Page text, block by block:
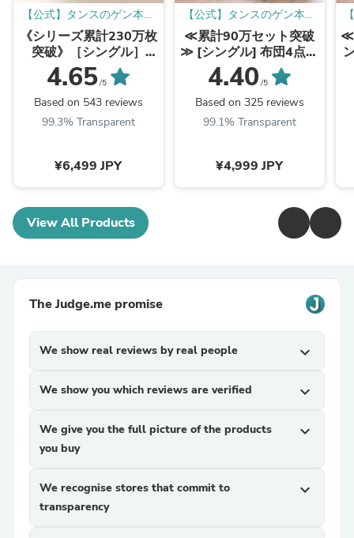
【公式】タンスのゲン本店
- 家具・インテリアのネッ
ト通販
《シリーズ累計230万枚
突破》［シングル］
「純」高反発(R) マット
レス 3つ折りタイプ 厚
み10cm 全部洗える 折
りたたみ エコテックス
三つ折り 高反発マット
4.65/5
Based on 543 reviews
99.3% Transparent
¥6,499 JPY
【公式】タンスのゲン本店
- 家具・インテリアのネッ
ト通販
≪累計90万セット突破
≫ [シングル] 布団4点セ
ット 固綿入り 増量
1.5kg 洗える 抗菌 防臭
防カビ 〔61140237〕
4.40 /5
Based on 325 reviews
99.1% Transparent
¥4,999 JPY
-
≪
View All Products
The Judge.me promise
We show real reviews by real people expand_more
We show you which reviews are verified expand_more
We give you the full picture of the products
you buy
expand_more
We recognise stores that commit to
transparency
expand_more